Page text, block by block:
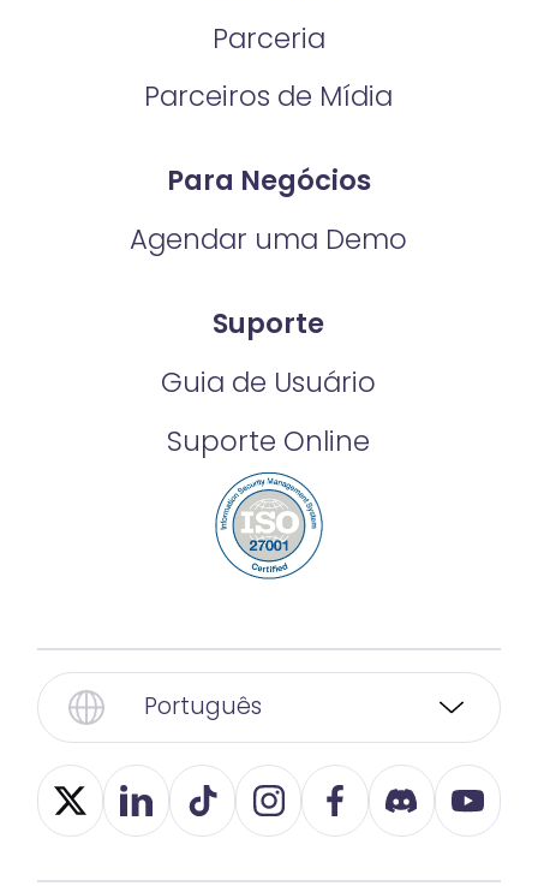
Parceria
Parceiros de Mídia
Para Negócios
Agendar uma Demo
Suporte
Guia de Usuário
Suporte Online
Português